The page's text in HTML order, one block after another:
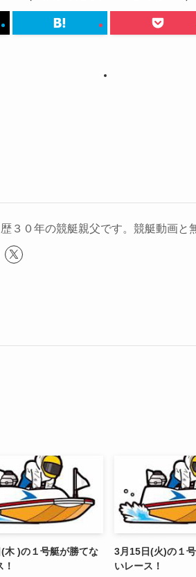
３０年の競艇親父です。競艇動画と
木 )の１号艇が勝てな
3月15日(火)の１
いレース！